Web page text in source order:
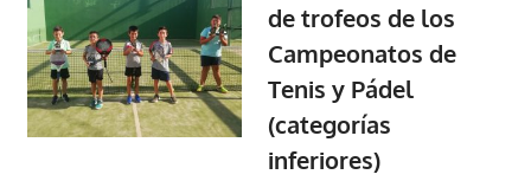
de trofeos de los
Campeonatos de
Tenis y Pádel
(categorías
inferiores)